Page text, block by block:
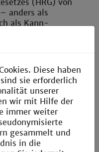
anders als
als Kann-
änderte sich erst
08. August 2002, das
eine Klage der
und Baden-
„Studentenschaft“
ein-
Diese haben
sie erforderlich
unserer
wir mit Hilfe der
immer weiter
gesammelt und
in die